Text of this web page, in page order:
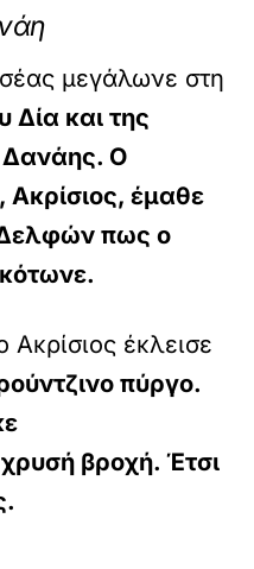
μεγάλωνε στη
Δία και της
Δανάης. Ο
Ακρίσιος, έμαθε
πως ο
Ακρίσιος έκλεισε
πύργο.
βροχή. Έτσι